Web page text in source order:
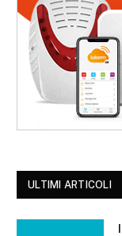
ULTIMI ARTICOLI